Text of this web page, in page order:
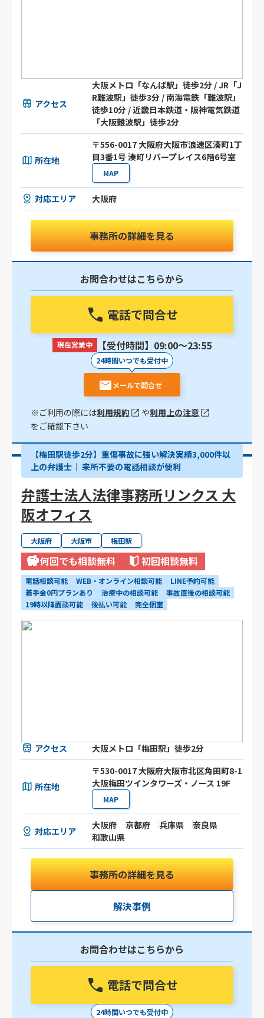
アクセス
大阪メトロ「なんば駅」徒歩2分 / JR「J
R難波駅」徒歩3分 / 南海電鉄「難波駅」
徒歩10分 / 近畿日本鉄道・阪神電気鉄道
「大阪難波駅」徒歩2分
所在地
〒556-0017 大阪府大阪市浪速区湊町1丁
目3番1号 湊町リバープレイス6階6号室
MAP
対応エリア 大阪府
事務所の詳細を見る
お問合わせはこちらから
電話で問合せ
現在営業中 【受付時間】09:00〜23:55
24時間いつでも受付中
メールで問合せ
※ご利用の際には利用規約 や利用上の注意
をご確認下さい
【梅田駅徒歩2分】重傷事故に強い解決実績3,000件以
上の弁護士│ 来所不要の電話相談が便利
弁護士法人法律事務所リンクス 大
阪オフィス
大阪府 大阪市 梅田駅
何回でも相談無料 初回相談無料
電話相談可能 WEB・オンライン相談可能
LINE予約可能
着手金0円プランあり
治療中の相談可能
事故直後の相談可能
19時以降面談可能
後払い可能 完全個室
アクセス 大阪メトロ「梅田駅」徒歩2分
所在地
〒530-0017 大阪府大阪市北区角田町8-1
大阪梅田ツインタワーズ・ノース 19F
MAP
対応エリア
大阪府 京都府 兵庫県
奈良県
和歌山県
事務所の詳細を見る
解決事例
お問合わせはこちらから
電話で問合せ
24時間いつでも受付中